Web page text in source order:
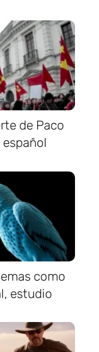
de Paco
como
estudio